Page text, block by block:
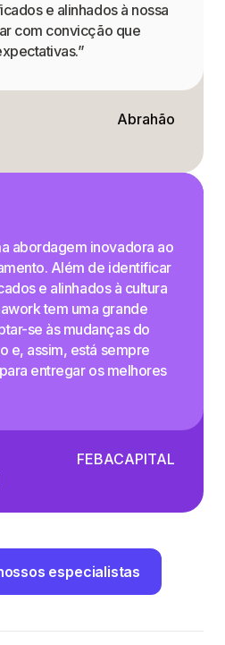
e alinhados à nossa
com convicção que
Abrahão
abordagem inovadora ao
Além de identificar
e alinhados à cultura
tem uma grande
se às mudanças do
e, assim, está sempre
entregar os melhores
FEBACAPITAL
especialistas